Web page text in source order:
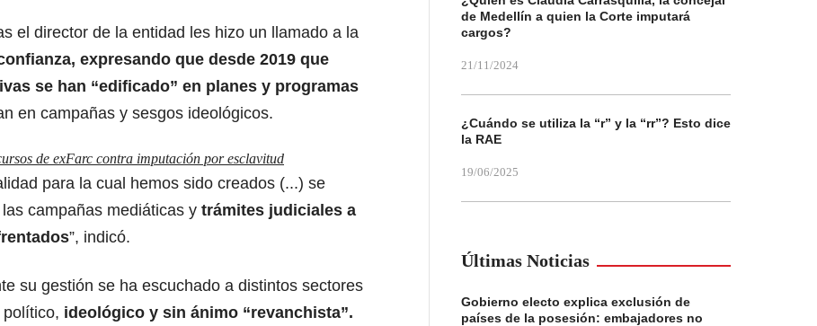
el director de la entidad les hizo un llamado a la
expresando que desde 2019 que
se han “edificado” en planes y programas
en campañas y sesgos ideológicos.
de exFarc contra imputación por esclavitud
para la cual hemos sido creados (...) se
campañas mediáticas y trámites judiciales a
”, indicó.
su gestión se ha escuchado a distintos sectores
ideológico y sin ánimo “revanchista”.
de Medellín a quien la Corte imputará
cargos?
21/11/2024
¿Cuándo se utiliza la “r” y la “rr”? Esto dice
la RAE
19/06/2025
Últimas Noticias
Gobierno electo explica exclusión de
países de la posesión: embajadores no